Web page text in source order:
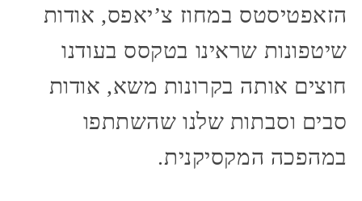
הזאפטיסטס במחוז צ’יאפס, אודות
שיטפונות שראינו בטקסס בעודנו
חוצים אותה בקרונות משא, אודות
סבים וסבתות שלנו שהשתתפו
במהפכה המקסיקנית.